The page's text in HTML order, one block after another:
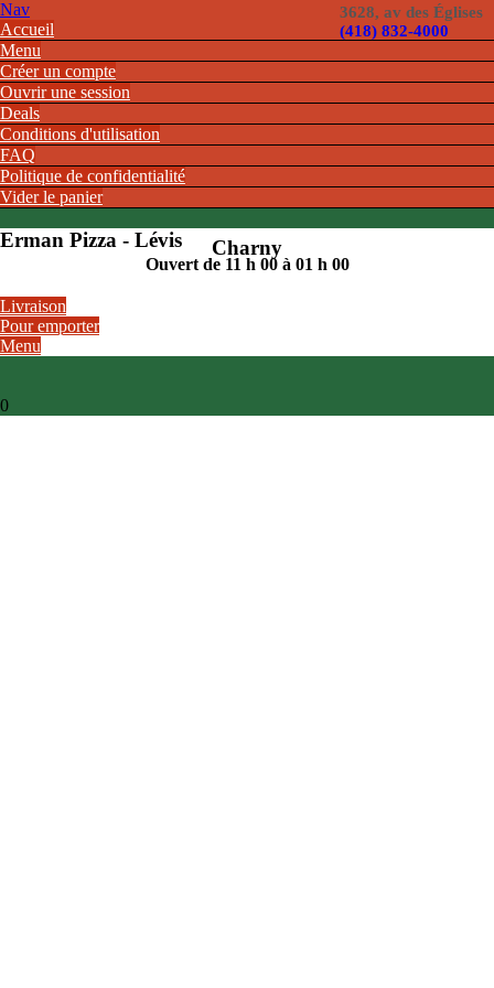
Nav
3628, av des Églises
(418) 832-4000
Accueil
Menu
Créer un compte
Ouvrir une session
Deals
Conditions d'utilisation
FAQ
Politique de confidentialité
Vider le panier
Erman Pizza - Lévis Charny
Ouvert de 11 h 00 à 01 h 00
Livraison
Pour emporter
Menu
0